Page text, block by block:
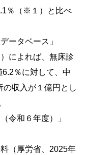
％（※１）と比べ
ータベース」
によれば、無床診
％に対して、中
収入が１億円とし
令和６年度）」
（厚労省、2025年